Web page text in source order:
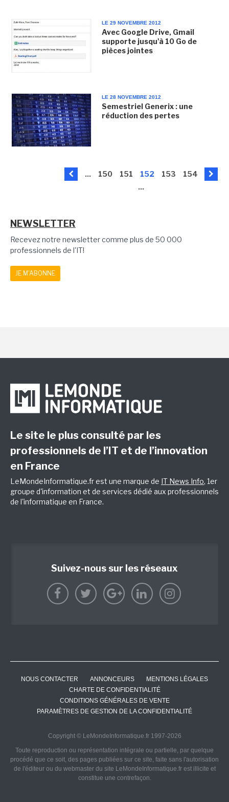
LE 29 NOVEMBRE 2012
Avec Google Drive, Gmail
supporte jusqu'à 10 Go de
pièces jointes
LE 28 NOVEMBRE 2012
Semestriel Generix : une
réduction des pertes
... 150 151 152 153
154
...
NEWSLETTER
Recevez notre newsletter comme plus de 50 000
professionnels de l'IT!
JE M'ABONNE
Le site le plus consulté par les
professionnels de l’IT et de l’innovation
en France
LeMondeInformatique.fr est une marque de IT News Info, 1er
groupe d'information et de services dédié aux professionnels
de l'informatique en France.
Suivez-nous sur les réseaux
NOUS CONTACTER ANNONCEURS
MENTIONS LÉGALES
CHARTE DE CONFIDENTIALITÉ
CONDITIONS GÉNÉRALES DE VENTE
PARAMÈTRES DE GESTION DE LA CONFIDENTIALITÉ
Copyright © LeMondeInformatique.fr 1997-2026
Toute reproduction ou représentation intégrale ou partielle, par quelque
procédé que ce soit, des pages publiées sur ce site, faite sans l'autorisation
de l'éditeur ou du webmaster du site LeMondeInformatique.fr est illicite et
constitue une contrefaçon.